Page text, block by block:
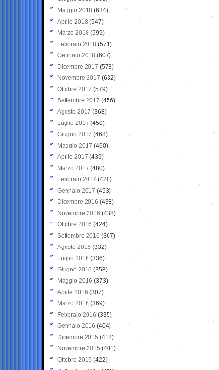
Maggio 2018 (634)
Aprile 2018 (547)
Marzo 2018 (599)
Febbraio 2018 (571)
Gennaio 2018 (607)
Dicembre 2017 (578)
Novembre 2017 (632)
Ottobre 2017 (579)
Settembre 2017 (456)
Agosto 2017 (368)
Luglio 2017 (450)
Giugno 2017 (468)
Maggio 2017 (460)
Aprile 2017 (439)
Marzo 2017 (480)
Febbraio 2017 (420)
Gennaio 2017 (453)
Dicembre 2016 (438)
Novembre 2016 (438)
Ottobre 2016 (424)
Settembre 2016 (367)
Agosto 2016 (332)
Luglio 2016 (336)
Giugno 2016 (358)
Maggio 2016 (373)
Aprile 2016 (307)
Marzo 2016 (369)
Febbraio 2016 (335)
Gennaio 2016 (404)
Dicembre 2015 (412)
Novembre 2015 (401)
Ottobre 2015 (422)